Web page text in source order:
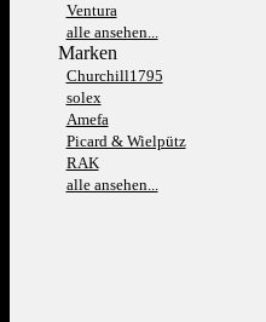
Ventura
alle ansehen...
Marken
Churchill1795
solex
Amefa
Picard & Wielpütz
RAK
alle ansehen...